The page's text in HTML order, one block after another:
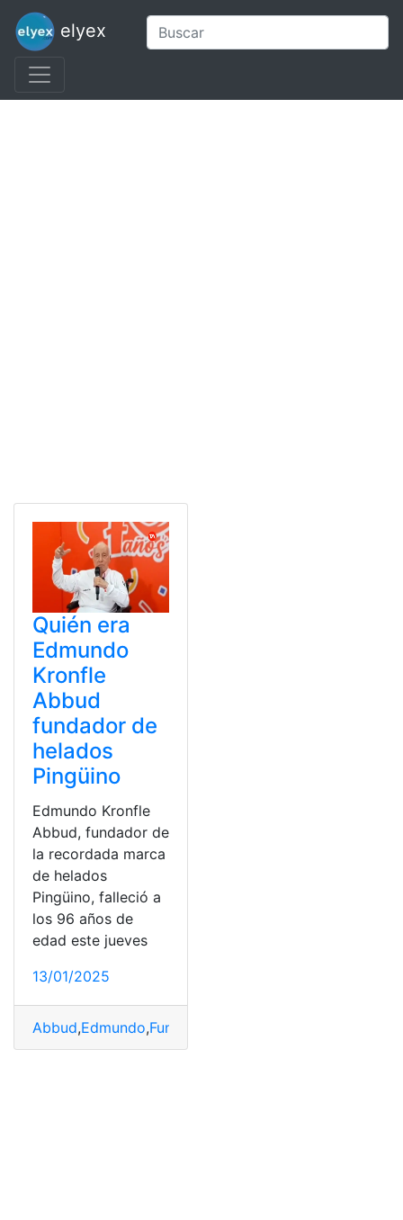
elyex
Quién era
Edmundo
Kronfle
Abbud
fundador de
helados
Pingüino
Edmundo Kronfle
Abbud, fundador de
la recordada marca
de helados
Pingüino, falleció a
los 96 años de
edad este jueves
13/01/2025
Abbud,Edmundo,Fundador